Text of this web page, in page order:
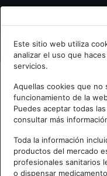
Bienvenid@ a
Escribe tu Email
Accede o regístrate
Este sitio web utiliza
analizar el uso que
servicios.
Aquellas cookies que no
funcionamiento de la
Puedes aceptar todas
consultar más
Toda la información
productos del mercado
profesionales sanitarios
o dispensar